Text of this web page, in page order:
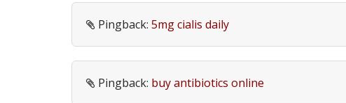
Pingback: 5mg cialis daily
Pingback: buy antibiotics online